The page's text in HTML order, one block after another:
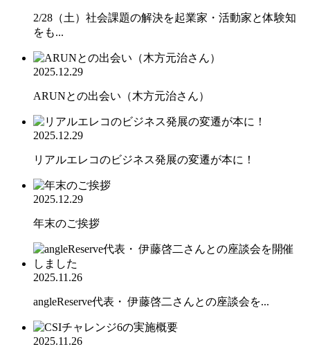
2/28（土）社会課題の解決を起業家・活動家と体験知
をも...
2025.12.29
ARUNとの出会い（木方元治さん）
2025.12.29
リアルエレコのビジネス発展の変遷が本に！
2025.12.29
年末のご挨拶
2025.11.26
angleReserve代表・ 伊藤啓二さんとの座談会を...
2025.11.26